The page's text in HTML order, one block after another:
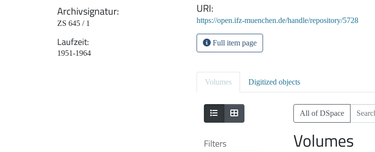
Archivsignatur
ZS 645 / 1
Laufzeit
1951-1964
URI
https://open.ifz-muenchen.de/handle/repository/5728
Full item page
Volumes Digitized objects
Filters
All of DSpace
Volumes